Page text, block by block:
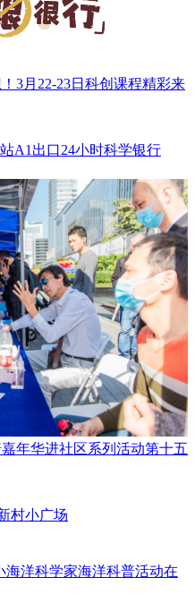
3月22-23日科创课程精彩来
A1出口24小时科学银行
年华进社区系列活动第十五
村小广场